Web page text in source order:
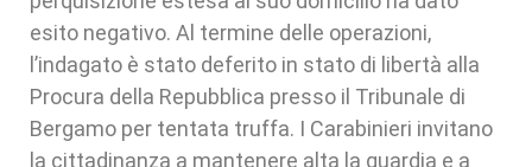
esito negativo. Al termine delle operazioni,
l’indagato è stato deferito in stato di libertà alla
Procura della Repubblica presso il Tribunale di
Bergamo per tentata truffa. I Carabinieri invitano
la cittadinanza a mantenere alta la guardia e a